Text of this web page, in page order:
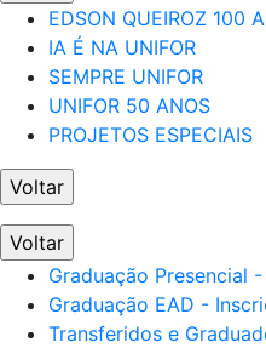
EDSON QUEIROZ 100
IA É NA UNIFOR
SEMPRE UNIFOR
UNIFOR 50 ANOS
PROJETOS ESPECIAIS
Voltar
Voltar
Graduação Presencial
Graduação EAD -
Transferidos e